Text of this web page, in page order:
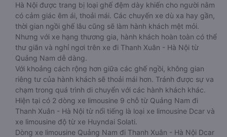
Hà Nội được trang bị loại ghế đệm dày khiến cho người nằm
có cảm giác êm ái, thoải mái. Các chuyến xe dù xa hay gần,
thời gian ngồi ghế lâu cũng sẽ làm hành khách mệt mỏi.
Nhưng với xe hạng thương gia, hành khách hoàn toàn có thể
thư giãn và nghỉ ngơi trên xe đi Thanh Xuân - Hà Nội từ
Quảng Nam dễ dàng.
Với khoảng cách rộng hơn giữa các ghế ngồi, không gian
riêng tư của hành khách sẽ thoải mái hơn. Tránh được sự va
chạm trong quá trình di chuyển với các hành khách khác.
Hiện tại có 2 dòng xe limousine 9 chỗ từ Quảng Nam đi
Thanh Xuân - Hà Nội từ nổi tiếng là loại xe limousine Dcar và
xe limousine độ từ xe Huyndai Solati.
Dòng xe limousine Quảng Nam đi Thanh Xuân - Hà Nội Dcar